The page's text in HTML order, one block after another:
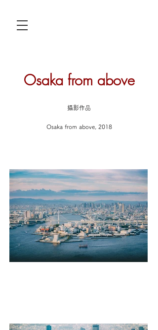
Osaka from above
攝影作品
Osaka from above, 2018